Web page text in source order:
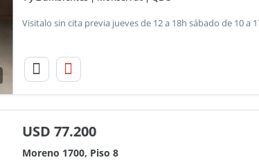
USD 77.200
Moreno 1700, Piso 8